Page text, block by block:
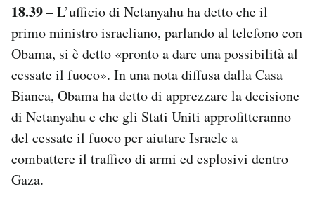
18.39– L’ufficio di Netanyahu ha detto che il
primo ministro israeliano, parlando al telefono con
Obama, si è detto «pronto a dare una possibilità al
cessate il fuoco». In una nota diffusa dalla Casa
Bianca, Obama ha detto di apprezzare la decisione
di Netanyahu e che gli Stati Uniti approfitteranno
del cessate il fuoco per aiutare Israele a
combattere il traffico di armi ed esplosivi dentro
Gaza.